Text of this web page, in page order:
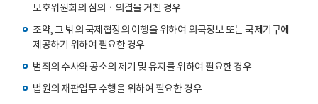
보호위원회의 심의ㆍ의결을 거친 경우
조약, 그 밖의 국제협정의 이행을 위하여 외국정보 또는 국제기구에
제공하기 위하여 필요한 경우
범죄의 수사와 공소의 제기 및 유지를 위하여 필요한 경우
법원의 재판업무 수행을 위하여 필요한 경우